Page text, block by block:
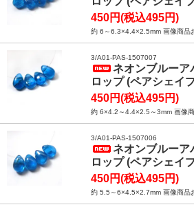
450円(税込495円)
約 6～6.3×4.4×2.5mm 画像商品
3/A01-PAS-1507007
ネオンブルーア
ロップ (ペアシェイ
450円(税込495円)
約 6×4.2～4.4×2.5～3mm 画像
3/A01-PAS-1507006
ネオンブルーア
ロップ (ペアシェイ
450円(税込495円)
約 5.5～6×4.5×2.7mm 画像商品